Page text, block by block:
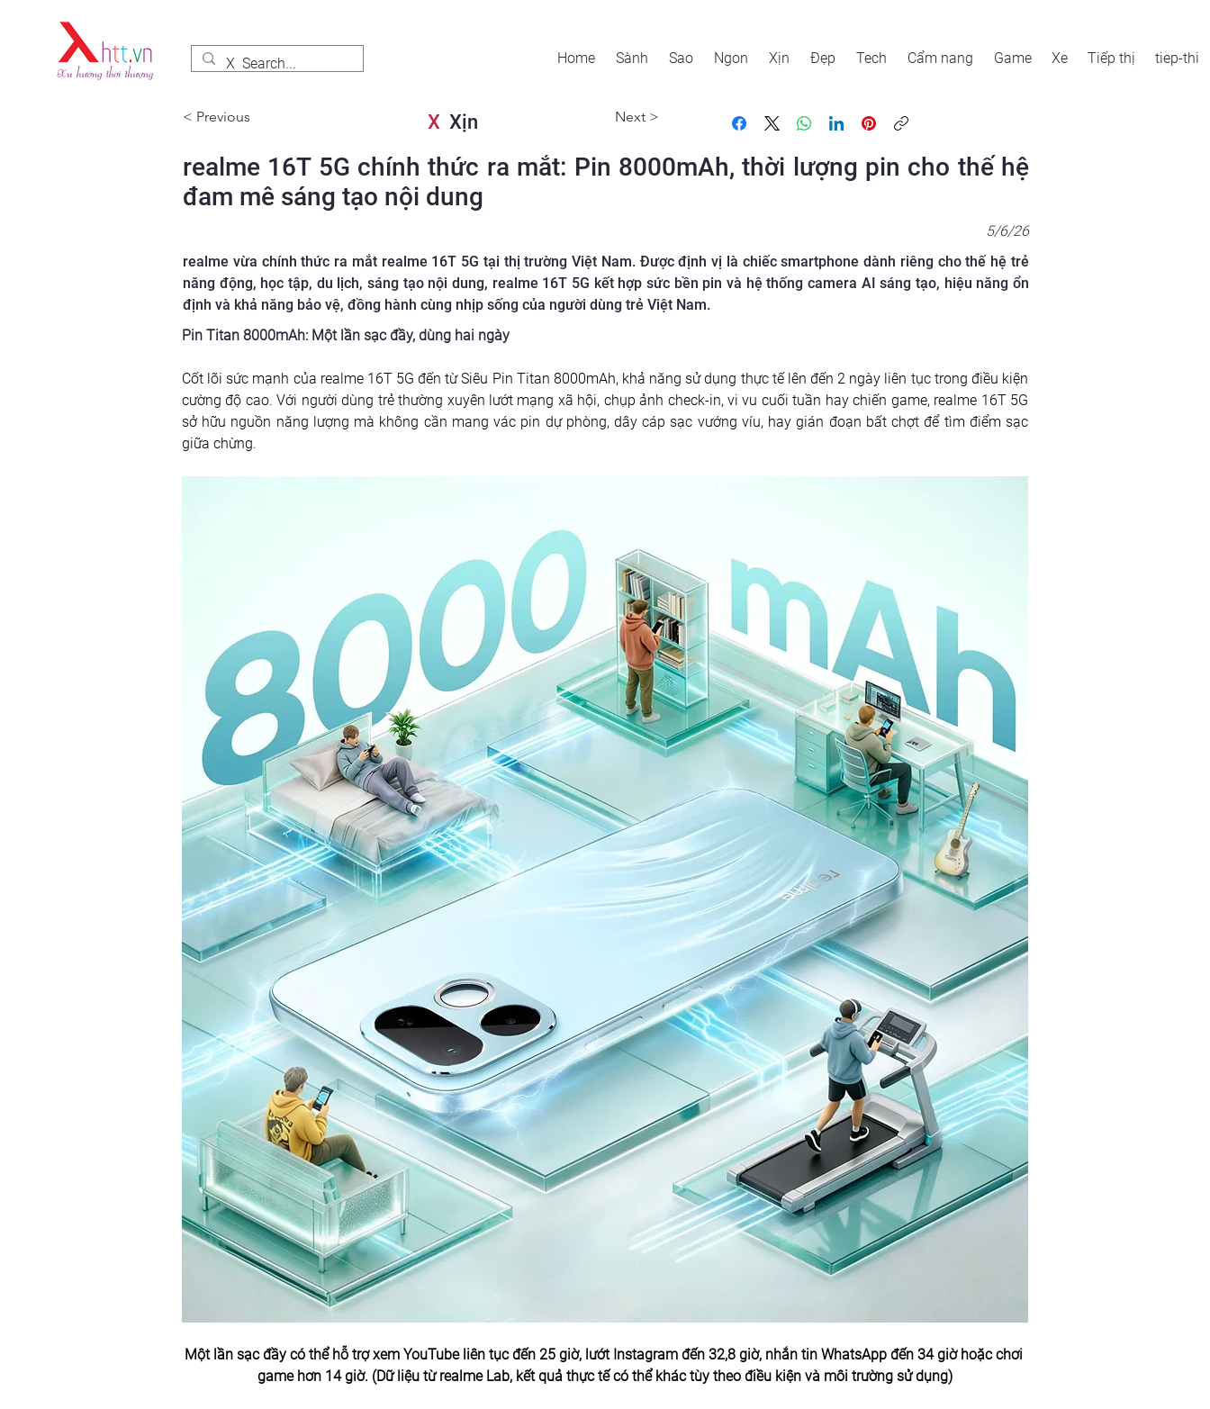
Home Sành Sao Ngon Xịn Đẹp Tech Cẩm nang Game Xe Tiếp thị tiep-thi
< Previous X Xịn Next >
realme 16T 5G chính thức ra mắt: Pin 8000mAh, thời lượng pin cho thế hệ
đam mê sáng tạo nội dung
5/6/26
realme vừa chính thức ra mắt realme 16T 5G tại thị trường Việt Nam. Được định vị là chiếc smartphone dành riêng cho thế hệ trẻ
năng động, học tập, du lịch, sáng tạo nội dung, realme 16T 5G kết hợp sức bền pin và hệ thống camera AI sáng tạo, hiệu năng ổn
định và khả năng bảo vệ, đồng hành cùng nhịp sống của người dùng trẻ Việt Nam.
Pin Titan 8000mAh: Một lần sạc đầy, dùng hai ngày
Cốt lõi sức mạnh của realme 16T 5G đến từ Siêu Pin Titan 8000mAh, khả năng sử dụng thực tế lên đến 2 ngày liên tục trong điều kiện
cường độ cao. Với người dùng trẻ thường xuyên lướt mạng xã hội, chụp ảnh check-in, vi vu cuối tuần hay chiến game, realme 16T 5G
sở hữu nguồn năng lượng mà không cần mang vác pin dự phòng, dây cáp sạc vướng víu, hay gián đoạn bất chợt để tìm điểm sạc
giữa chừng.
Một lần sạc đầy có thể hỗ trợ xem YouTube liên tục đến 25 giờ, lướt Instagram đến 32,8 giờ, nhắn tin WhatsApp đến 34 giờ hoặc chơi
game hơn 14 giờ. (Dữ liệu từ realme Lab, kết quả thực tế có thể khác tùy theo điều kiện và môi trường sử dụng)